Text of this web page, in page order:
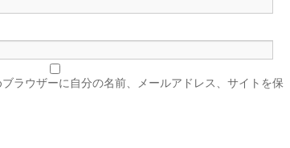
ラウザーに自分の名前、メールアドレス、サイトを保